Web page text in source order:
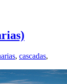
, cascadas,